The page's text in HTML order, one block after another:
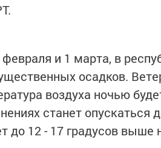
и 1 марта, в
осадков.
воздуха ночью
станет опускаться
до 12 - 17 градусов выше